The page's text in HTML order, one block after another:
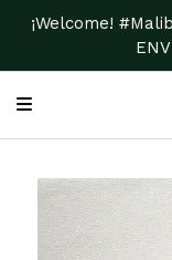
¡Welcome!